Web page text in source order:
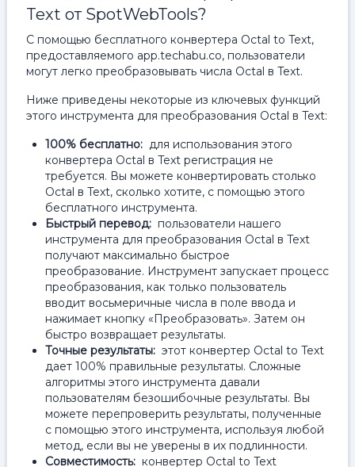
Text от SpotWebTools?
С помощью бесплатного конвертера Octal to Text,
предоставляемого app.techabu.co, пользователи
могут легко преобразовывать числа Octal в Text.
Ниже приведены некоторые из ключевых функций
этого инструмента для преобразования Octal в Text:
100% бесплатно: для использования этого
конвертера Octal в Text регистрация не
требуется. Вы можете конвертировать столько
Octal в Text, сколько хотите, с помощью этого
бесплатного инструмента.
Быстрый перевод: пользователи нашего
инструмента для преобразования Octal в Text
получают максимально быстрое
преобразование. Инструмент запускает процесс
преобразования, как только пользователь
вводит восьмеричные числа в поле ввода и
нажимает кнопку «Преобразовать». Затем он
быстро возвращает результаты.
Точные результаты: этот конвертер Octal to Text
дает 100% правильные результаты. Сложные
алгоритмы этого инструмента давали
пользователям безошибочные результаты. Вы
можете перепроверить результаты, полученные
с помощью этого инструмента, используя любой
метод, если вы не уверены в их подлинности.
Совместимость: конвертер Octal to Text